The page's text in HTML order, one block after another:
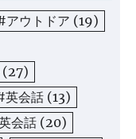
アウトドア (19)
(27)
英会話 (13)
会話 (20)